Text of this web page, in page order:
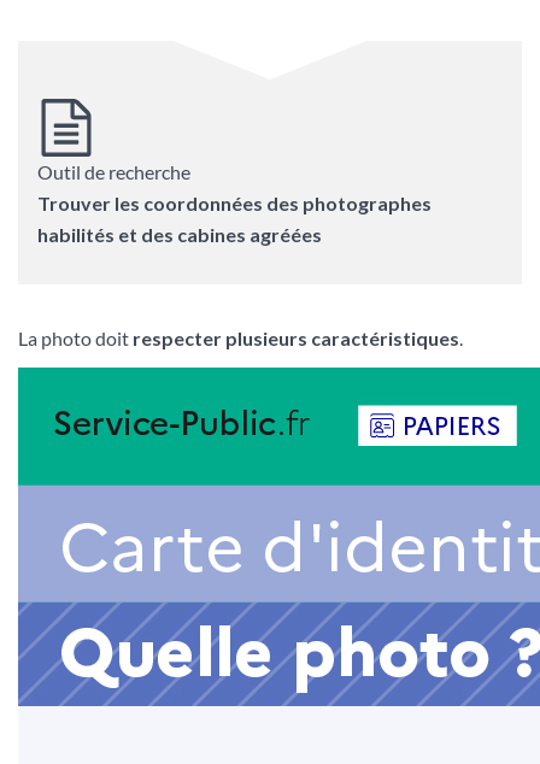
Outil de recherche
Trouver les coordonnées des photographes
habilités et des cabines agréées
La photo doit respecter plusieurs caractéristiques